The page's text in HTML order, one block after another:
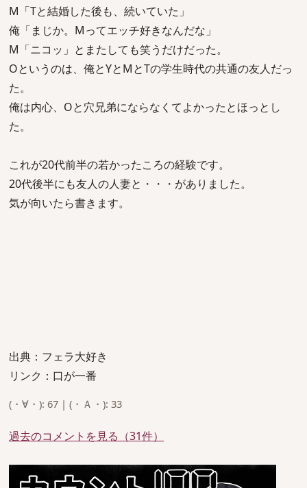
M「Tと結婚した後も、続いていた」
俺「まじか。Mってエッチ好きなんだな」
M「ニコッ」とまたしても笑うだけだった。
Oというのは、俺とYとMとTの学生時代の共通の友人だっ
た。
俺は内心、Oと穴兄弟にならなくてよかったとほっとし
た。
これが20代前半の若かったころの経験です。
20代後半にも友人の人妻と・・・がありました。
気が向いたら書きます。
出典：フェラ大好き
リンク：口が一番
(・∀・): 67 | (・Ａ・): 33
過去のコメントを見る（31件）